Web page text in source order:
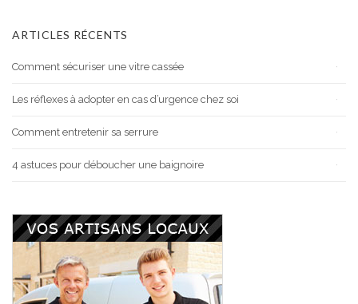
ARTICLES RÉCENTS
Comment sécuriser une vitre cassée
Les réflexes à adopter en cas d’urgence chez soi
Comment entretenir sa serrure
4 astuces pour déboucher une baignoire